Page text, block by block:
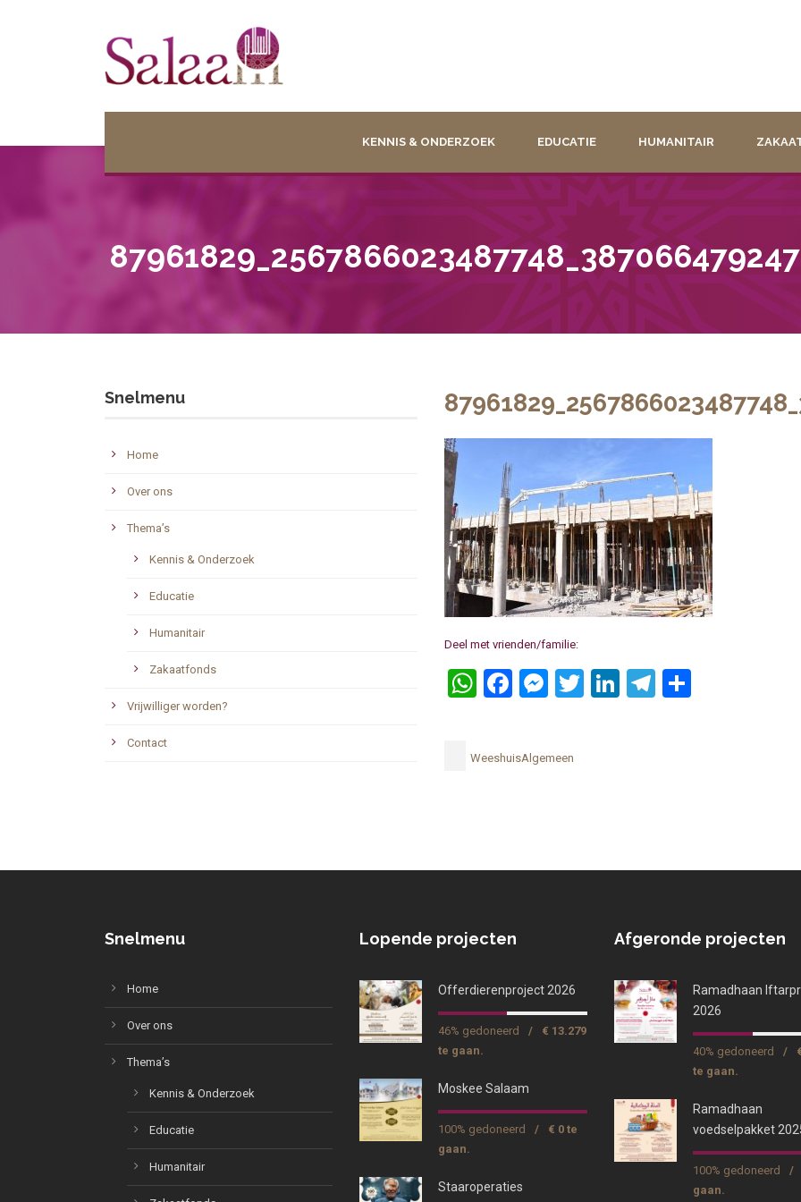
KENNIS & ONDERZOEK EDUCATIE HUMANITAIR
Deel met vrienden/familie:
WhatsApp
Facebook
Messenger
Twitter
LinkedIn
Telegram
WeeshuisAlgemeen
Snelmenu
Home
Over ons
Thema’s
Kennis & Onderzoek
Educatie
Humanitair
Zakaatfonds
Vrijwilliger worden?
Contact
Snelmenu
Home
Over ons
Thema’s
Kennis & Onderzoek
Educatie
Humanitair
Lopende projecten
Offerdierenproject 2026
46% gedoneerd /
€ 13.279
te gaan.
Moskee Salaam
100% gedoneerd /
€ 0 te
gaan.
Staaroperaties
Afgeronde projecten
Ramadhaan
2026
40% gedoneerd /
te gaan.
Ramadhaan
voedselpakket
100% gedoneerd /
gaan.